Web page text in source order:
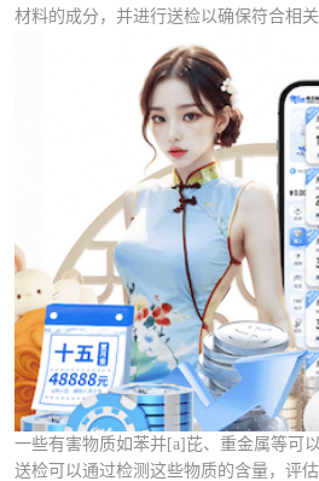
材料的成分，并进行送检以确保符合相
一些有害物质如苯并[a]芘、重金属等可
送检可以通过检测这些物质的含量，评